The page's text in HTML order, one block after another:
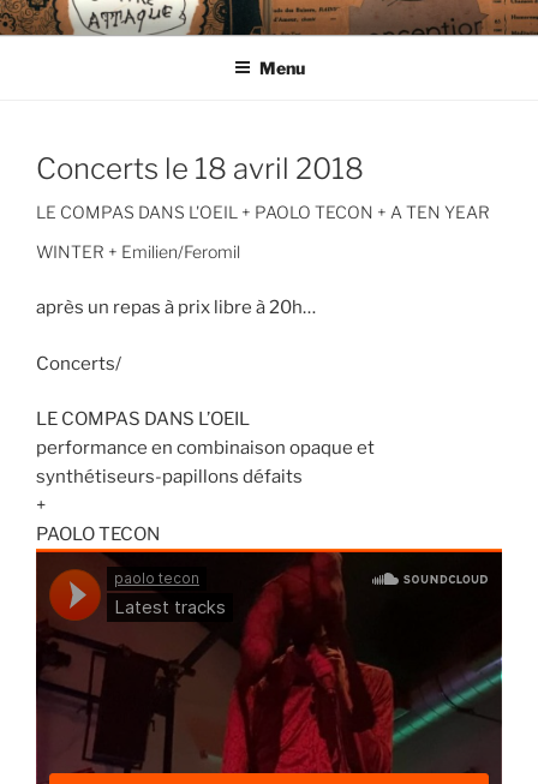
Aller
au
CIE LES ENDIMANCHÉS
Menu
Concerts le 18 avril 2018
LE COMPAS DANS L'OEIL + PAOLO TECON + A TEN YEAR
WINTER + Emilien/Feromil
après un repas à prix libre à 20h…
Concerts/
LE COMPAS DANS L’OEIL
performance en combinaison opaque et
synthétiseurs-papillons défaits
+
PAOLO TECON